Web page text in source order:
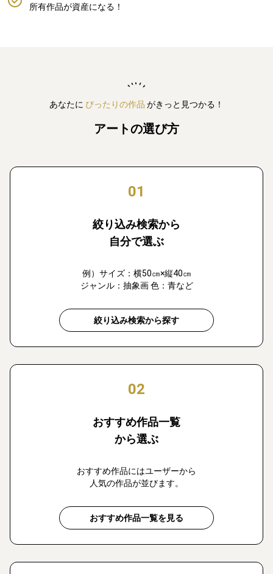
所有作品が資産になる！
あなたに ぴったりの作品 がきっと見つかる！
アートの選び方
01
絞り込み検索から
自分で選ぶ
例）サイズ：横50㎝×縦40㎝
ジャンル：抽象画 色：青など
絞り込み検索から探す
02
おすすめ作品一覧
から選ぶ
おすすめ作品にはユーザーから
人気の作品が並びます。
おすすめ作品一覧を見る